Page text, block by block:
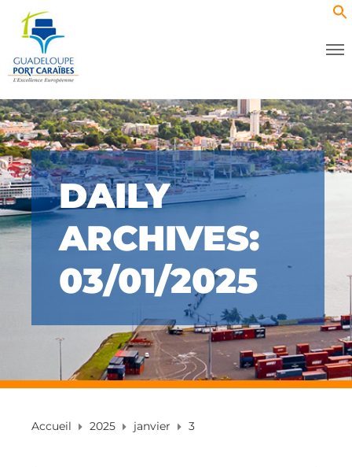
DAILY
ARCHIVES:
03/01/2025
Accueil 2025 janvier 3